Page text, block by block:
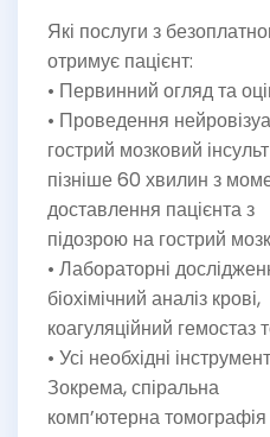
Які послуги з
отримує пацієнт:
• Первинний огляд та
• Проведення
гострий мозковий
пізніше 60 хвилин з
доставлення пацієнта з
підозрою на гострий
• Лабораторні
біохімічний аналіз крові,
коагуляційний гемостаз
• Усі необхідні
Зокрема, спіральна
комп’ютерна